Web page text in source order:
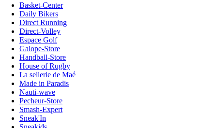
Basket-Center
Daily Bikers
Direct Running
Direct-Volley
Espace Golf
Galope-Store
Handball-Store
House of Rugby
La sellerie de Maé
Made in Paradis
Nauti-wave
Pecheur-Store
Smash-Expert
Sneak'In